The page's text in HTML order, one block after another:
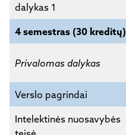
dalykas 1
4 semestras (30 kreditų)
Privalomas dalykas
Verslo pagrindai
Intelektinės nuosavybės